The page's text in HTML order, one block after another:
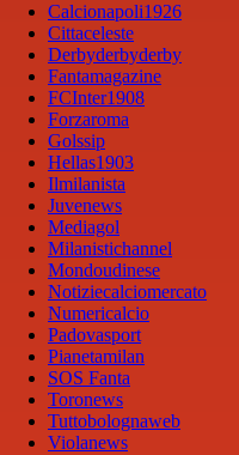
Calcionapoli1926
Cittaceleste
Derbyderbyderby
Fantamagazine
FCInter1908
Forzaroma
Golssip
Hellas1903
Ilmilanista
Juvenews
Mediagol
Milanistichannel
Mondoudinese
Notiziecalciomercato
Numericalcio
Padovasport
Pianetamilan
SOS Fanta
Toronews
Tuttobolognaweb
Violanews